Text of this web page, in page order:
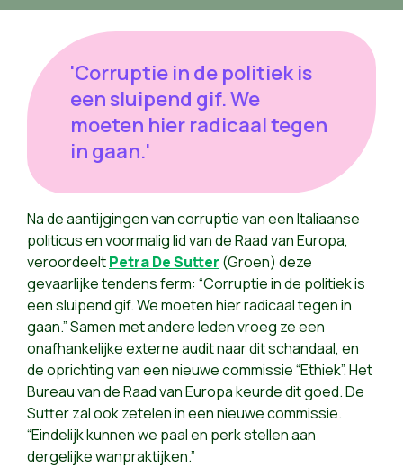
'Corruptie in de politiek is
een sluipend gif. We
moeten hier radicaal tegen
in gaan.'
Na de aantijgingen van corruptie van een Italiaanse
politicus en voormalig lid van de Raad van Europa,
veroordeeltPetra De Sutter (Groen) deze
gevaarlijke tendens ferm: “Corruptie in de politiek is
een sluipend gif. We moeten hier radicaal tegen in
gaan.” Samen met andere leden vroeg ze een
onafhankelijke externe audit naar dit schandaal, en
de oprichting van een nieuwe commissie “Ethiek”. Het
Bureau van de Raad van Europa keurde dit goed. De
Sutter zal ook zetelen in een nieuwe commissie.
“Eindelijk kunnen we paal en perk stellen aan
dergelijke wanpraktijken.”